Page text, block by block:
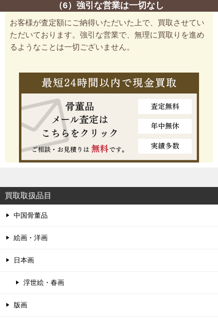
（6）強引な営業は一切なし
お客様が査定額にご納得いただいた上で、買取させてい
ただいております。強引な営業で、無理に買取りを進め
るようなことは一切ございません。
買取取扱品目
中国骨董品
絵画・洋画
日本画
浮世絵・春画
版画